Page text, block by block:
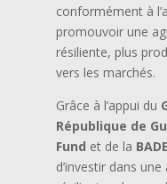
conformément à
promouvoir une
résiliente, plus
vers les marchés.
Grâce à l’appui du
République de
Fund et de la
d’investir dans